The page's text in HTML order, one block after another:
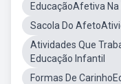
EducaçãoAfetiva
Sacola Do
Atividades Que
Educação Infantil
Formas De